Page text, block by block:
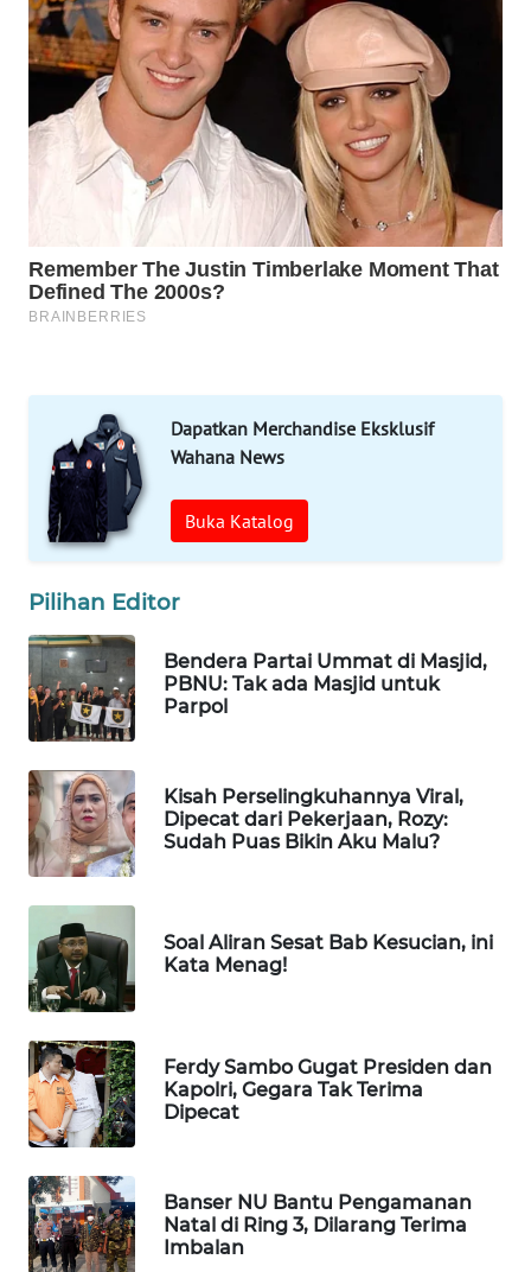
Dapatkan Merchandise Eksklusif
Wahana News
Buka Katalog
Pilihan Editor
Bendera Partai Ummat di Masjid,
PBNU: Tak ada Masjid untuk
Parpol
Kisah Perselingkuhannya Viral,
Dipecat dari Pekerjaan, Rozy:
Sudah Puas Bikin Aku Malu?
Soal Aliran Sesat Bab Kesucian, ini
Kata Menag!
Ferdy Sambo Gugat Presiden dan
Kapolri, Gegara Tak Terima
Dipecat
Banser NU Bantu Pengamanan
Natal di Ring 3, Dilarang Terima
Imbalan
PRIANGAN
TIMUR
WN
SEMARANG
WN
BOROBUDUR
MADURA
WN
SURABAYA
WN
WN
BINTAN
WN
WN
LIKUPANG
WN
LABUANBAJO
WN
BORNEO
Wahana
Media
Group
WAHANA
NEWS
WAHANA